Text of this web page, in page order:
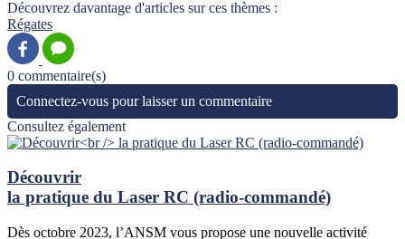
Découvrez davantage d'articles sur ces thèmes :
Régates
0 commentaire(s)
Connectez-vous pour laisser un commentaire
Consultez également
Découvrir
la pratique du Laser RC (radio-commandé)
Dès octobre 2023, l’ANSM vous propose une nouvelle activité